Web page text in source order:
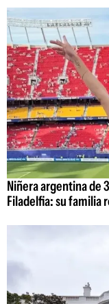
Niñera argentina de
Filadelfia: su familia